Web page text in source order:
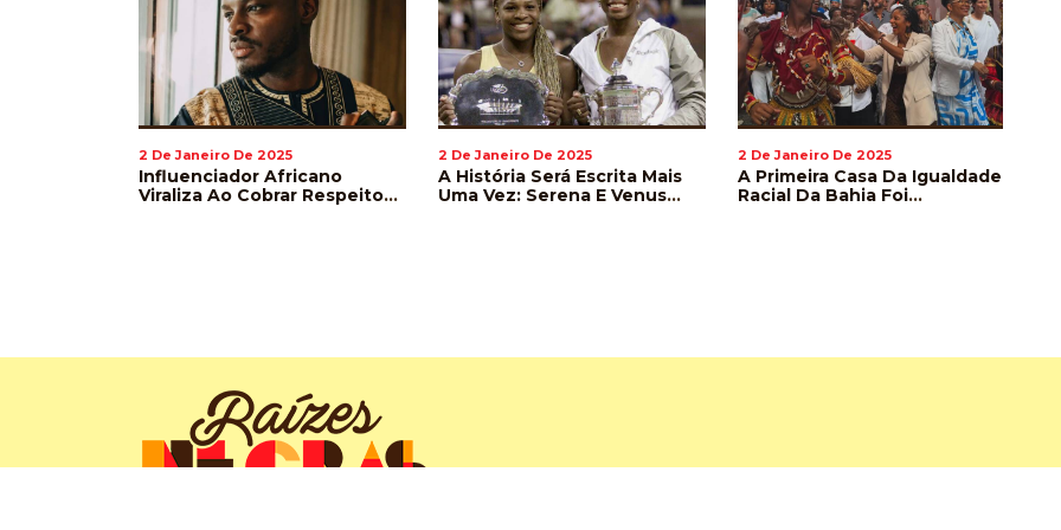
2 De Janeiro De 2025
Influenciador Africano
Viraliza Ao Cobrar Respeito
2 De Janeiro De 2025
A História Será Escrita Mais
Uma Vez: Serena E Venus
2 De Janeiro De 2025
A Primeira Casa Da Igualdade
Racial Da Bahia Foi